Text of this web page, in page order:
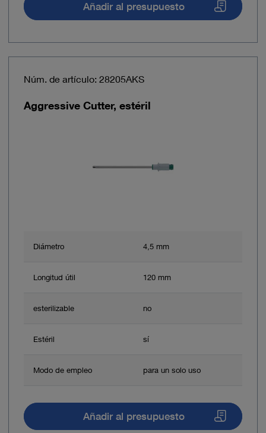
Añadir al presupuesto
Núm. de artículo: 28205AKS
Aggressive Cutter, estéril
Diámetro 4,5 mm
Longitud útil 120 mm
esterilizable no
Estéril sí
Modo de empleo para un solo uso
Añadir al presupuesto